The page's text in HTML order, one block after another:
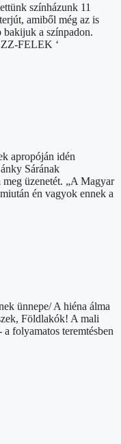
színházunk 11
amiből még az is
bakijuk a színpadon.
FELEK ‘
apropóján idén
Sárának
üzenetét. „A Magyar
én vagyok ennek a
ünnepe/ A hiéna álma
Földlakók! A mali
folyamatos teremtésben